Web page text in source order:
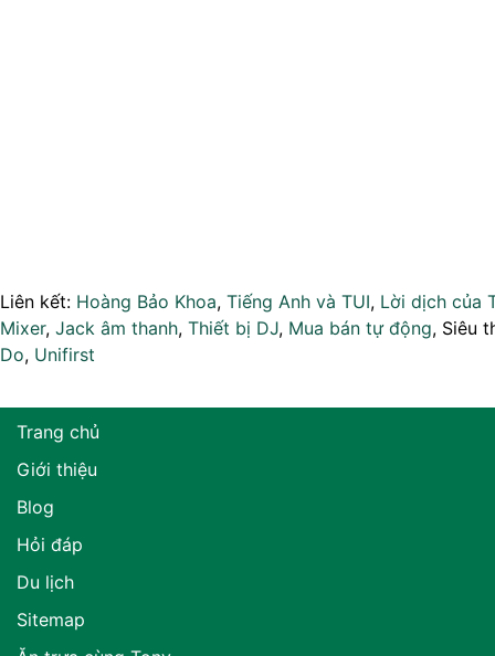
Liên kết: Hoàng Bảo Khoa, Tiếng Anh và TUI, Lời dịch của
Mixer, Jack âm thanh, Thiết bị DJ, Mua bán tự động, Siêu
Do, Unifirst
Trang chủ
Giới thiệu
Blog
Hỏi đáp
Du lịch
Sitemap